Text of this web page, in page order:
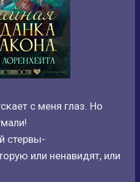
с меня глаз. Но
стервы-
или ненавидят, или